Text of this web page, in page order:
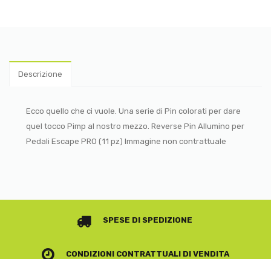
Descrizione
Ecco quello che ci vuole. Una serie di Pin colorati per dare
quel tocco Pimp al nostro mezzo. Reverse Pin Allumino per
Pedali Escape PRO (11 pz) Immagine non contrattuale
SPESE DI SPEDIZIONE
CONDIZIONI CONTRATTUALIDI VENDITA